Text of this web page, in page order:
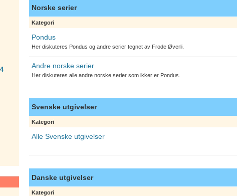
Norske serier
Kategori
Pondus
Her diskuteres Pondus og andre serier tegnet av Frode Øverli.
Andre norske serier
Her diskuteres alle andre norske serier som ikker er Pondus.
Svenske utgivelser
Kategori
Alle Svenske utgivelser
Danske utgivelser
Kategori